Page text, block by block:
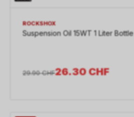
ROCKSHOX
Suspension Oil 15WT 1 Liter Bottle
26.30CHF
29.90 CHF